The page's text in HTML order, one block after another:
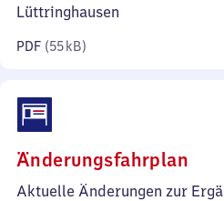
Lüttringhausen
PDF (55 kB)
Änderungsfahrplan
99
Aktuelle Änderungen zur